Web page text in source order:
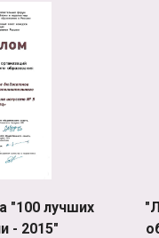
"100 лучших
- 2015"